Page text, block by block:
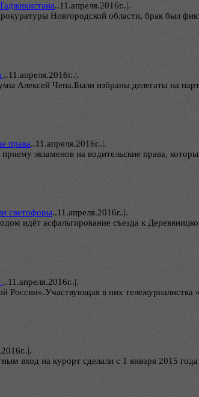
..11.апреля.2016г..|.
Новгородской области, брак был
..11.апреля.2016г..|.
Алексей Чепа.Были избраны делегаты на
права..11.апреля.2016г..|.
экзаменов на водительские права,
светофоры..11.апреля.2016г..|.
идёт асфальтирование съезда к
..11.апреля.2016г..|.
в них тележурналистка
вход на курорт сделали с 1 января 2015